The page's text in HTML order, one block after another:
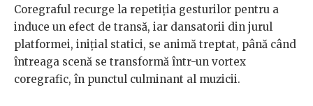
Coregraful recurge la repetiția gesturilor pentru a
induce un efect de transă, iar dansatorii din jurul
platformei, inițial statici, se animă treptat, până când
întreaga scenă se transformă într-un vortex
coregrafic, în punctul culminant al muzicii.